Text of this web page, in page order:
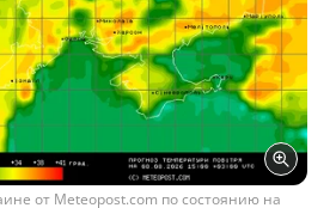
от Meteopost.com по состоянию на